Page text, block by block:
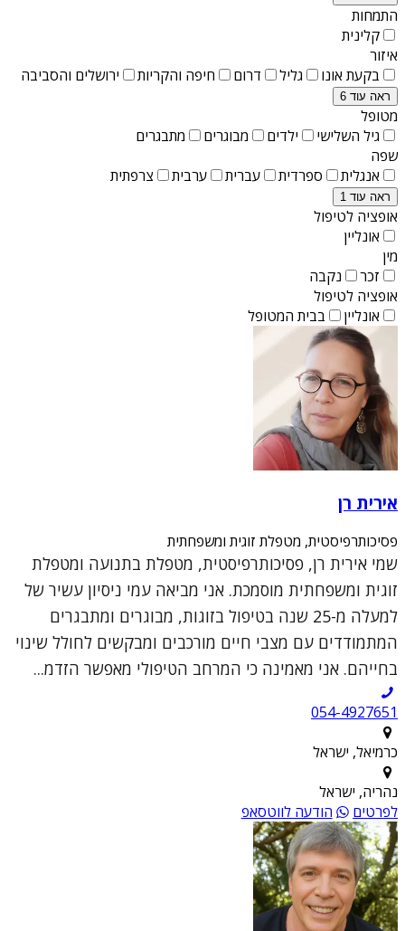
התמחות
קלינית
איזור
בקעת אונו
גליל דרום חיפה והקריות ירושלים והסביבה
ראה עוד 6
מטופל
גיל השלישי
ילדים מבוגרים
מתבגרים
שפה
אנגלית
ספרדית עברית ערבית צרפתית
ראה עוד 1
אופציה לטיפול
אונליין
מין
זכר
נקבה
אופציה לטיפול
אונליין
בבית המטופל
אירית רן
פסיכותרפיסטית, מטפלת זוגית ומשפחתית
שמי אירית רן, פסיכותרפיסטית, מטפלת בתנועה ומטפלת
זוגית ומשפחתית מוסמכת. אני מביאה עמי ניסיון עשיר של
למעלה מ-25 שנה בטיפול בזוגות, מבוגרים ומתבגרים
המתמודדים עם מצבי חיים מורכבים ומבקשים לחולל שינוי
בחייהם. אני מאמינה כי המרחב הטיפולי מאפשר הזדמ...
054-4927651
כרמיאל, ישראל
נהריה, ישראל
לפרטים
הודעה לווטסאפ